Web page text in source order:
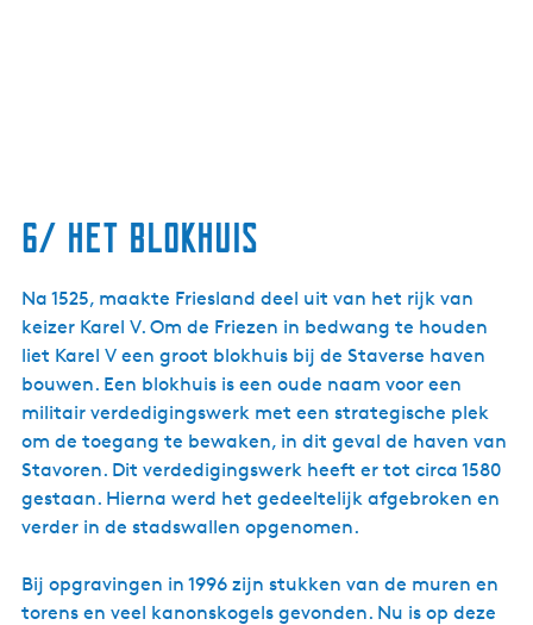
6/ Het Blokhuis
Na 1525, maakte Friesland deel uit van het rijk van
keizer Karel V. Om de Friezen in bedwang te houden
liet Karel V een groot blokhuis bij de Staverse haven
bouwen. Een blokhuis is een oude naam voor een
militair verdedigingswerk met een strategische plek
om de toegang te bewaken, in dit geval de haven van
Stavoren. Dit verdedigingswerk heeft er tot circa 1580
gestaan. Hierna werd het gedeeltelijk afgebroken en
verder in de stadswallen opgenomen.
Bij opgravingen in 1996 zijn stukken van de muren en
torens en veel kanonskogels gevonden. Nu is op deze